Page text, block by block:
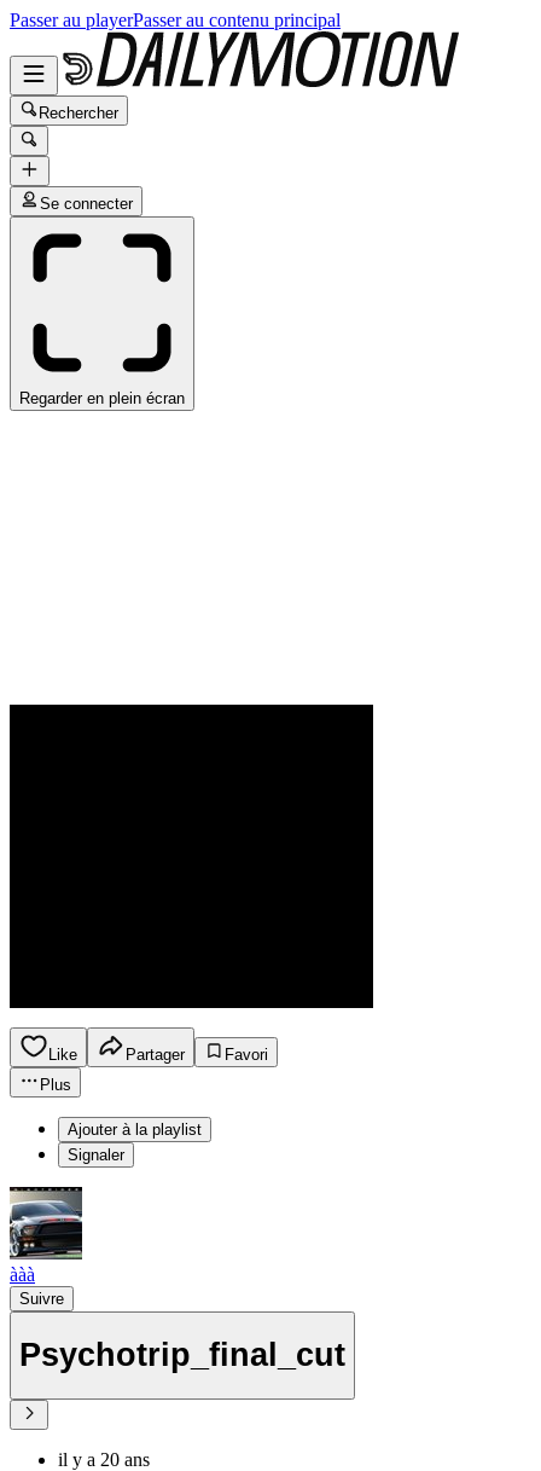
Passer au playerPasser au contenu principal
Rechercher
Se connecter
Regarder en plein écran
Like Partager
Favori
Plus
Ajouter à la playlist
Signaler
ààà
Suivre
Psychotrip_final_cut
il y a 20 ans